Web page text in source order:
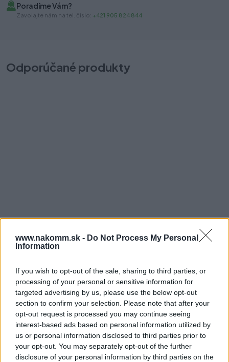
www.nakomm.sk - Do Not Process My Personal
Information
If you wish to opt-out of the sale, sharing to third parties, or
processing of your personal or sensitive information for
targeted advertising by us, please use the below opt-out
section to confirm your selection. Please note that after your
opt-out request is processed you may continue seeing
interest-based ads based on personal information utilized by
us or personal information disclosed to third parties prior to
your opt-out. You may separately opt-out of the further
disclosure of your personal information by third parties on the
Poradíme Vám?
Zavolajte nám na tel. číslo: +421 905 824 844
Odporúčané produkty
Prečo si vybrať tento produkt?
Jednotka TIP-ON na dvere 956A1004
Spôsob upevnenia: na navŕtanie, zo strany úchytky
Spínacia dráha: 1.5 mm
Materiál: Plast